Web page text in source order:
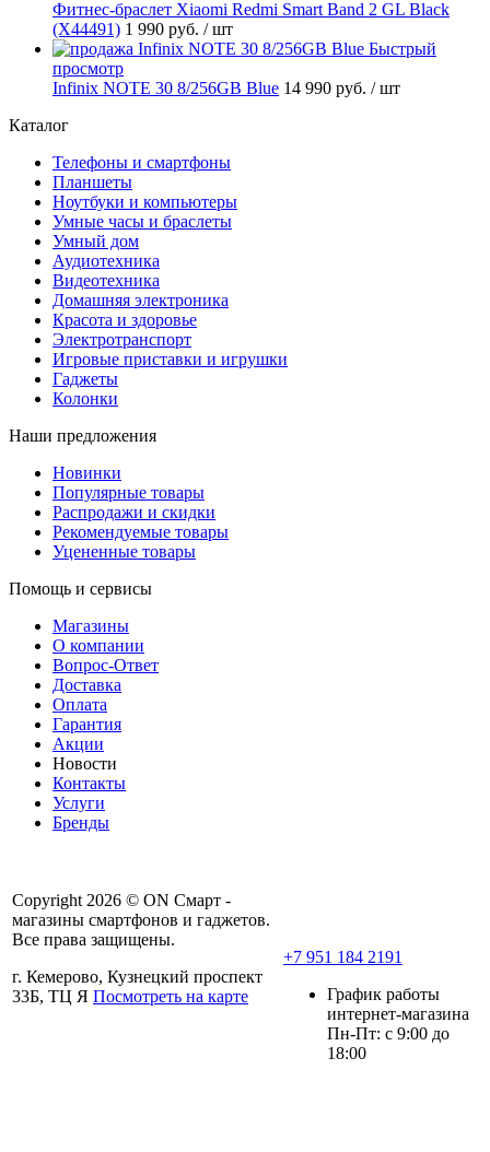
Фитнес-браслет Xiaomi Redmi Smart Band 2 GL Black
(X44491) 1 990 руб. / шт
Быстрый
просмотр
Infinix NOTE 30 8/256GB Blue 14 990 руб. / шт
Каталог
Телефоны и смартфоны
Планшеты
Ноутбуки и компьютеры
Умные часы и браслеты
Умный дом
Аудиотехника
Видеотехника
Домашняя электроника
Красота и здоровье
Электротранспорт
Игровые приставки и игрушки
Гаджеты
Колонки
Наши предложения
Новинки
Популярные товары
Распродажи и скидки
Рекомендуемые товары
Уцененные товары
Помощь и сервисы
Магазины
О компании
Вопрос-Ответ
Доставка
Оплата
Гарантия
Акции
Новости
Контакты
Услуги
Бренды
Copyright 2026 © ON Смарт -
магазины смартфонов и гаджетов.
Все права защищены.
г. Кемерово, Кузнецкий проспект
33Б, ТЦ Я Посмотреть на карте
+7 951 184 2191
График работы
интернет-магазина
Пн-Пт: с 9:00 до
18:00